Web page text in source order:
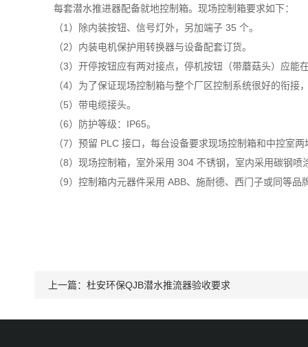
每套潜水推进器配备就地控制箱。现场控制箱要求如下：
（1）除内装按钮、信号灯外，另加端子 35 个。
（2）内装电机保护用转换器与设备配套订货。
（3）开停按钮应有两对接点，停机按钮（带蘑菇头）应能
（4）为了保证现场控制箱与整个厂区控制系统很好的衔接
（5）带电缆接头。
（6）防护等级：IP65。
（7）预留 PLC 接口，每台设备要求现场控制箱和中控室两
（8）现场控制箱，室外采用 304 不锈钢，室内采用碳钢
（9）控制箱内元器件采用 ABB、施耐德、西门子或同等品
上一篇： 杜安环保QJB潜水推流器验收要求